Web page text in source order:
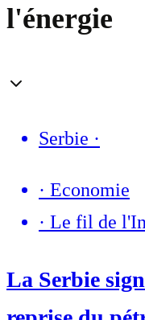
l'énergie
Serbie ·
· Economie
· Le fil de
La Serbie